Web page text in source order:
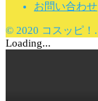
お問い合わせ
© 2020 コスッピ！.
Loading...